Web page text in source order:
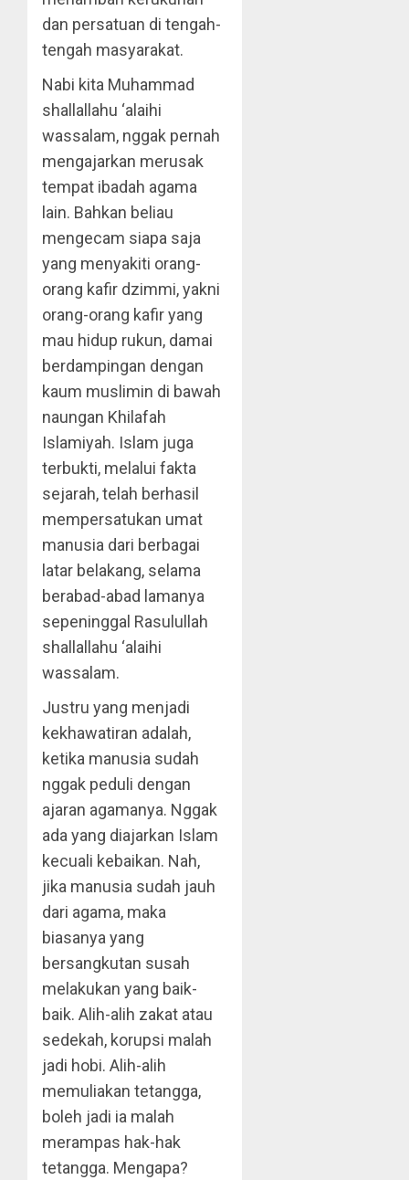
dan persatuan di tengah-
tengah masyarakat.
Nabi kita Muhammad
shallallahu ‘alaihi
wassalam, nggak pernah
mengajarkan merusak
tempat ibadah agama
lain. Bahkan beliau
mengecam siapa saja
yang menyakiti orang-
orang kafir dzimmi, yakni
orang-orang kafir yang
mau hidup rukun, damai
berdampingan dengan
kaum muslimin di bawah
naungan Khilafah
Islamiyah. Islam juga
terbukti, melalui fakta
sejarah, telah berhasil
mempersatukan umat
manusia dari berbagai
latar belakang, selama
berabad-abad lamanya
sepeninggal Rasulullah
shallallahu ‘alaihi
wassalam.
Justru yang menjadi
kekhawatiran adalah,
ketika manusia sudah
nggak peduli dengan
ajaran agamanya. Nggak
ada yang diajarkan Islam
kecuali kebaikan. Nah,
jika manusia sudah jauh
dari agama, maka
biasanya yang
bersangkutan susah
melakukan yang baik-
baik. Alih-alih zakat atau
sedekah, korupsi malah
jadi hobi. Alih-alih
memuliakan tetangga,
boleh jadi ia malah
merampas hak-hak
tetangga. Mengapa?